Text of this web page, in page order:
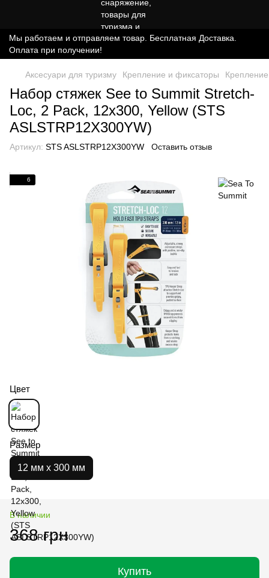
Мы работаем и отправляем товар. Бесплатная Доставка.
Оплата при получении!
Аксесуари для туризму Крепление и фиксаторы
Набор стяжек See to Summit Stretch-
Loc, 2 Pack, 12х300, Yellow (STS
ASLSTRP12X300YW)
Артикул: STS ASLSTRP12X300YW Оставить отзыв
6
Цвет
Размер
12 мм х 300 мм
В наличии
368 грн
Купить